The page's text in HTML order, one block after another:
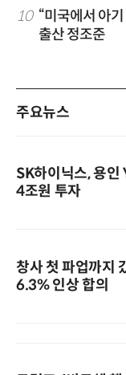
10 “미국에서 아
출산 정조준
주요뉴스
SK하이닉스, 용
4조원 투자
창사 첫 파업까지
6.3% 인상 합의